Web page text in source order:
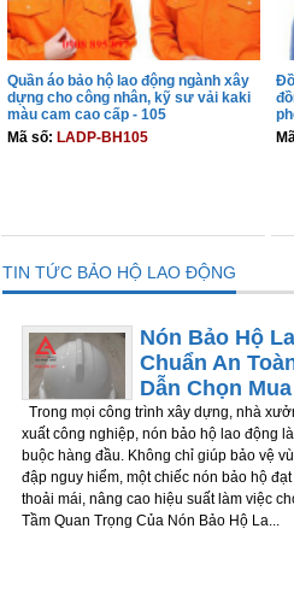
Quần áo bảo hộ lao động ngành xây
dựng cho công nhân, kỹ sư vải kaki
màu cam cao cấp - 105
Mã số: LADP-BH105
TIN TỨC BẢO HỘ LAO ĐỘNG
Nón Bảo Hộ
Chuẩn An
Dẫn Chọn
Trong mọi công trình xây dựng, nhà
xuất công nghiệp, nón bảo hộ lao động
buộc hàng đầu. Không chỉ giúp bảo vệ
đập nguy hiểm, một chiếc nón bảo hộ
thoải mái, nâng cao hiệu suất làm việc
Tầm Quan Trọng Của Nón Bảo Hộ La...